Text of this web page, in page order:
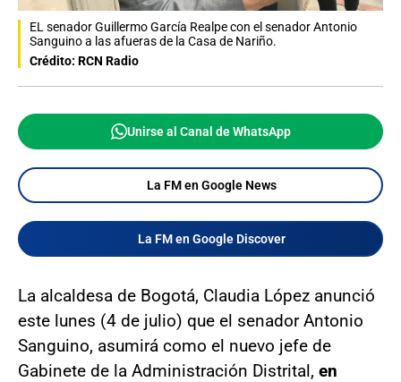
EL senador Guillermo García Realpe con el senador Antonio
Sanguino a las afueras de la Casa de Nariño.
Crédito: RCN Radio
Unirse al Canal de WhatsApp
La FM en Google News
La FM en Google Discover
La alcaldesa de Bogotá, Claudia López anunció
este lunes (4 de julio) que el senador Antonio
Sanguino, asumirá como el nuevo jefe de
Gabinete de la Administración Distrital, en